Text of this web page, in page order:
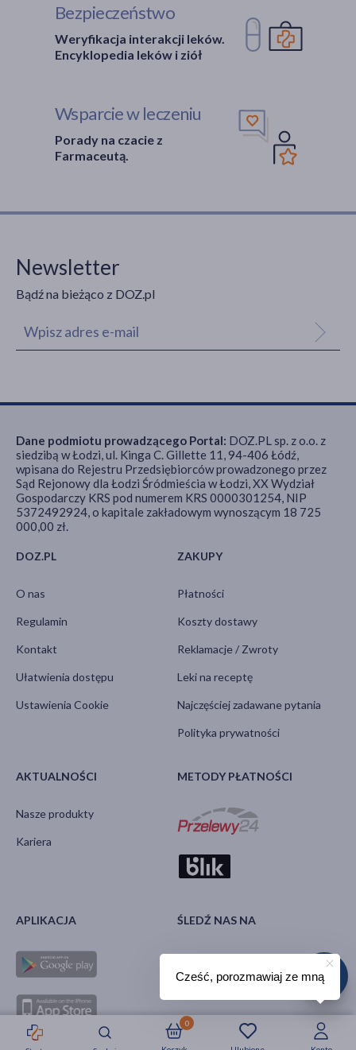
0
Bezpieczeństwo
Weryfikacja interakcji leków.
Encyklopedia leków i ziół
Wsparcie w leczeniu
Porady na czacie z
Farmaceutą.
Newsletter
Bądź na bieżąco z DOZ.pl
DOZ.PL
O nas
Regulamin
Kontakt
Ułatwienia dostępu
Ustawienia Cookie
ZAKUPY
Płatności
Koszty dostawy
Reklamacje / Zwroty
Leki na receptę
Najczęściej zadawane pytania
Polityka prywatności
AKTUALNOŚCI
Nasze produkty
Kariera
METODY PŁATNOŚCI
APLIKACJA ŚLEDŹ NAS NA
Dane podmiotu prowadzącego Portal: DOZ.PL sp. z o.o. z
siedzibą w Łodzi, ul. Kinga C. Gillette 11, 94-406 Łódź,
wpisana do Rejestru Przedsiębiorców prowadzonego przez
Sąd Rejonowy dla Łodzi Śródmieścia w Łodzi, XX Wydział
Gospodarczy KRS pod numerem KRS 0000301254, NIP
5372492924, o kapitale zakładowym wynoszącym 18 725
000,00 zł.
Cześć, porozmawiaj ze mną